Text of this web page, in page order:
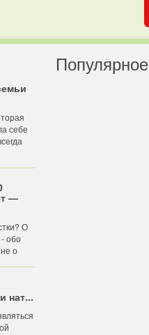
себе
—
О
обо
о
нат...
Популярное